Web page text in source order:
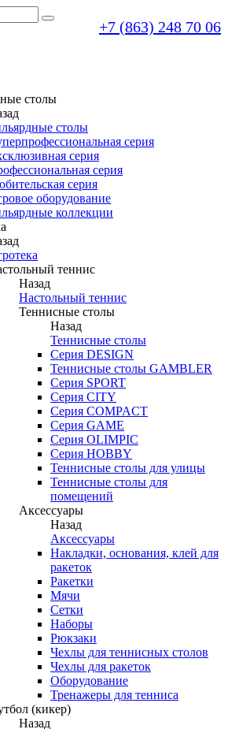
+7 (863) 248 70 06
столы
столы
серия
серия
серия
серия
оборудование
коллекции
теннис
Назад
Настольный теннис
Теннисные столы
Назад
Теннисные столы
Серия DESIGN
Теннисные столы GAMBLER
Серия SPORT
Серия CITY
Серия COMPACT
Серия GAME
Серия OLIMPIC
Серия HOBBY
Теннисные столы для улицы
Теннисные столы для
помещений
Аксессуары
Назад
Аксессуары
Накладки, основания, клей для
ракеток
Ракетки
Мячи
Сетки
Наборы
Рюкзаки
Чехлы для теннисных столов
Чехлы для ракеток
Оборудование
Тренажеры для тенниса
(кикер)
Назад